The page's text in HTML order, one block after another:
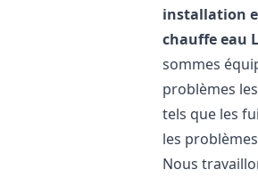
installation
chauffe eau
sommes
problèmes
tels que les
les
Nous